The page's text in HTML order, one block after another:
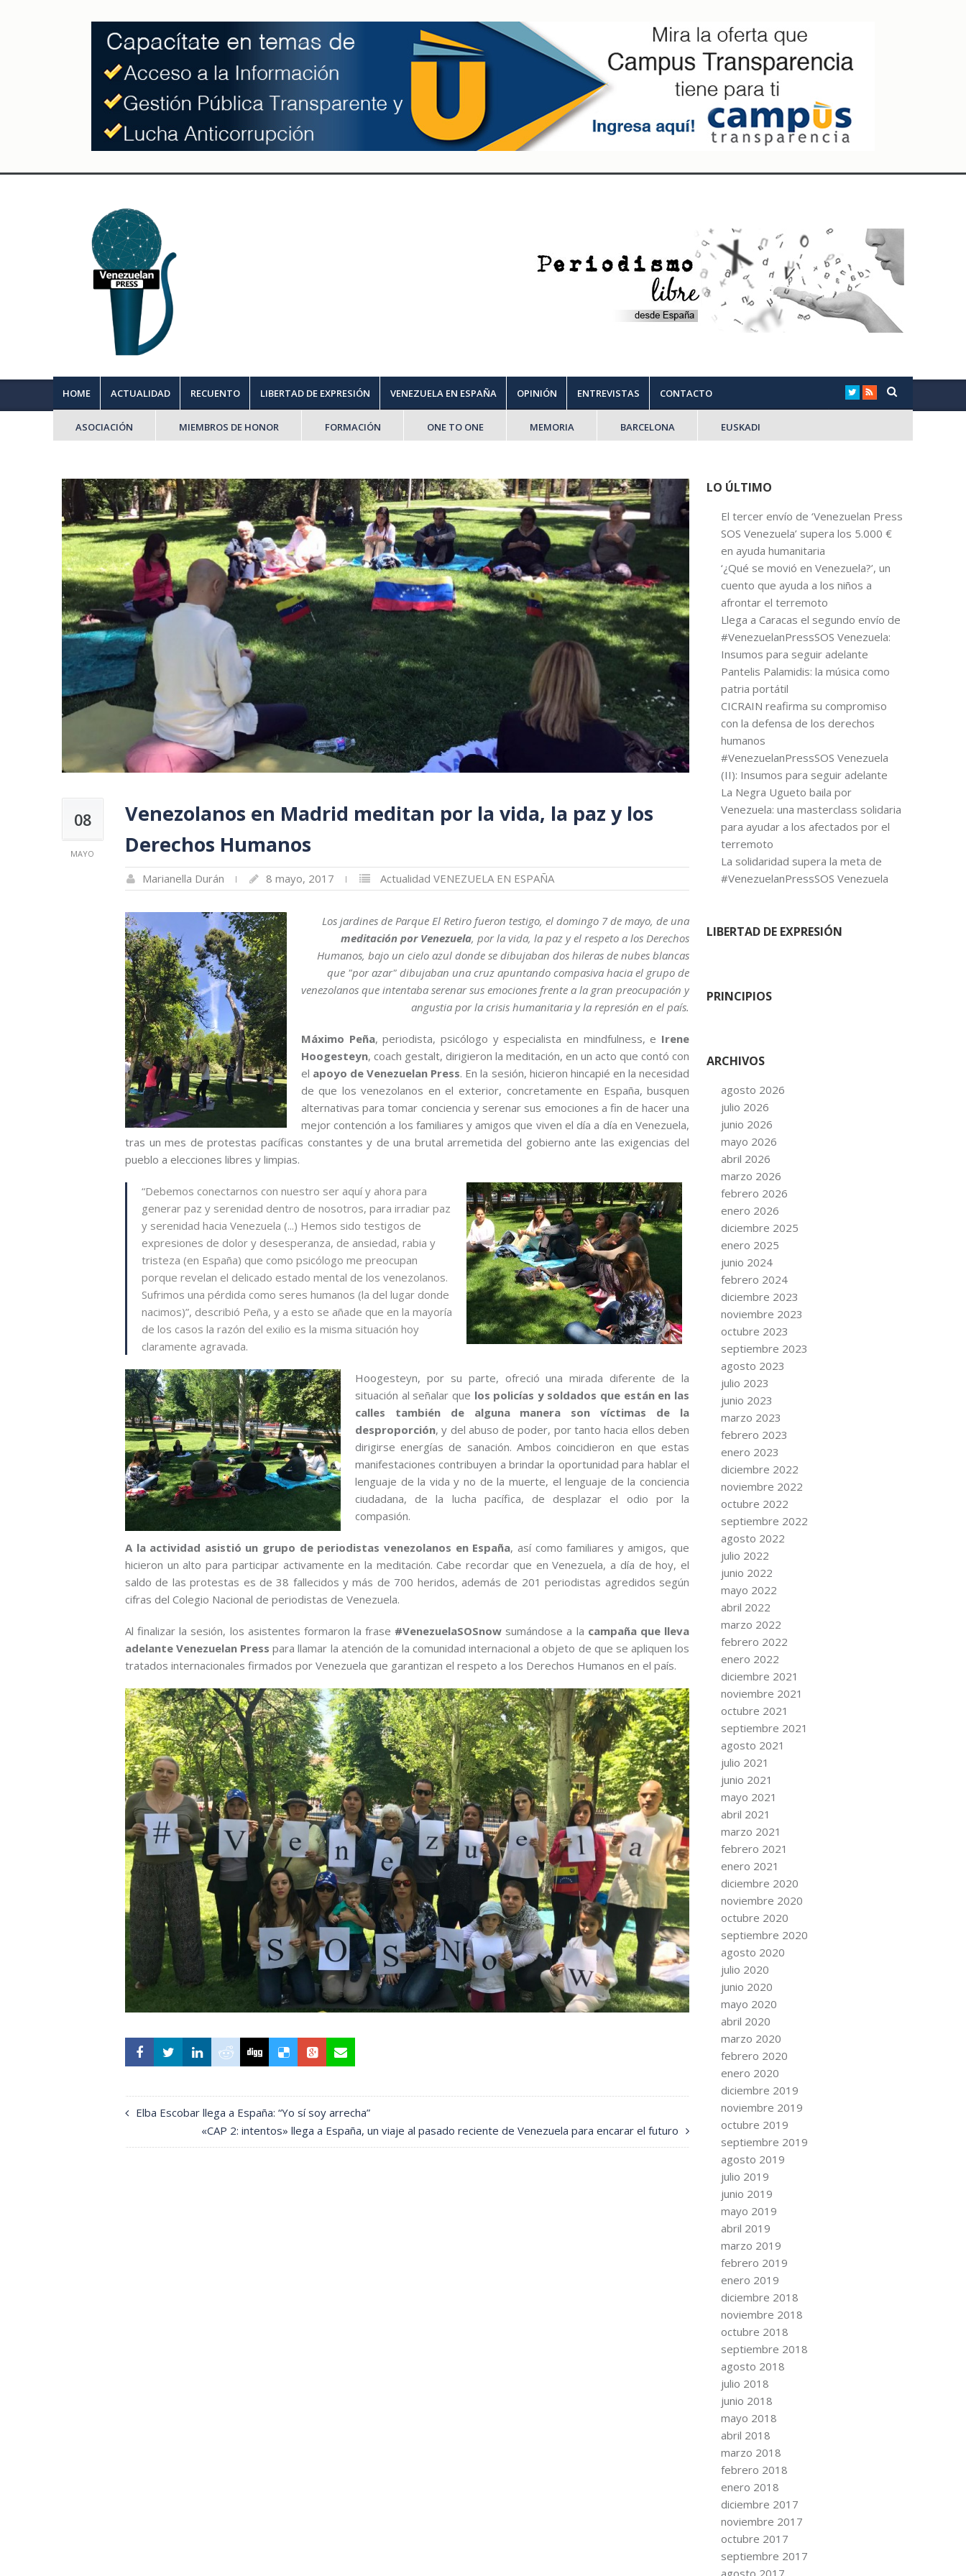
HOME ACTUALIDAD RECUENTO LIBERTAD DE EXPRESIÓN VENEZUELA EN ESPAÑA OPINIÓN ENTREVISTAS CONTACTO
ASOCIACIÓN MIEMBROS DE HONOR FORMACIÓN ONE TO ONE MEMORIA BARCELONA EUSKADI
08
MAYO
Venezolanos en Madrid meditan por la vida, la paz y los
Derechos Humanos
Marianella Durán 8 mayo, 2017 Actualidad VENEZUELA EN ESPAÑA
Los jardines de Parque El Retiro fueron testigo, el domingo 7 de mayo, de una
meditación por Venezuela, por la vida, la paz y el respeto a los Derechos
Humanos, bajo un cielo azul donde se dibujaban dos hileras de nubes blancas
que "por azar" dibujaban una cruz apuntando compasiva hacia el grupo de
venezolanos que intentaba serenar sus emociones frente a la gran preocupación y
angustia por la crisis humanitaria y la represión en el país.
Máximo Peña, periodista, psicólogo y especialista en mindfulness, e Irene
Hoogesteyn, coach gestalt, dirigieron la meditación, en un acto que contó con
el apoyo de Venezuelan Press. En la sesión, hicieron hincapié en la necesidad
de que los venezolanos en el exterior, concretamente en España, busquen
alternativas para tomar conciencia y serenar sus emociones a fin de hacer una
mejor contención a los familiares y amigos que viven el día a día en Venezuela,
tras un mes de protestas pacíficas constantes y de una brutal arremetida del gobierno ante las exigencias del
pueblo a elecciones libres y limpias.
“Debemos conectarnos con nuestro ser aquí y ahora para
generar paz y serenidad dentro de nosotros, para irradiar paz
y serenidad hacia Venezuela (...) Hemos sido testigos de
expresiones de dolor y desesperanza, de ansiedad, rabia y
tristeza (en España) que como psicólogo me preocupan
porque revelan el delicado estado mental de los venezolanos.
Sufrimos una pérdida como seres humanos (la del lugar donde
nacimos)”, describió Peña, y a esto se añade que en la mayoría
de los casos la razón del exilio es la misma situación hoy
claramente agravada.
Hoogesteyn, por su parte, ofreció una mirada diferente de la
situación al señalar que los policías y soldados que están en las
calles también de alguna manera son víctimas de la
desproporción, y del abuso de poder, por tanto hacia ellos deben
dirigirse energías de sanación. Ambos coincidieron en que estas
manifestaciones contribuyen a brindar la oportunidad para hablar el
lenguaje de la vida y no de la muerte, el lenguaje de la conciencia
ciudadana, de la lucha pacífica, de desplazar el odio por la
compasión.
A la actividad asistió un grupo de periodistas venezolanos en España, así como familiares y amigos, que
hicieron un alto para participar activamente en la meditación. Cabe recordar que en Venezuela, a día de hoy, el
saldo de las protestas es de 38 fallecidos y más de 700 heridos, además de 201 periodistas agredidos según
cifras del Colegio Nacional de periodistas de Venezuela.
Al finalizar la sesión, los asistentes formaron la frase #VenezuelaSOSnow sumándose a la campaña que lleva
adelante Venezuelan Press para llamar la atención de la comunidad internacional a objeto de que se apliquen los
tratados internacionales firmados por Venezuela que garantizan el respeto a los Derechos Humanos en el país.
Elba Escobar llega a España: “Yo sí soy arrecha”
«CAP 2: intentos» llega a España, un viaje al pasado reciente de Venezuela para encarar el futuro
LO ÚLTIMO
El tercer envío de ‘Venezuelan Press
SOS Venezuela’ supera los 5.000 €
en ayuda humanitaria
‘¿Qué se movió en Venezuela?’, un
cuento que ayuda a los niños a
afrontar el terremoto
Llega a Caracas el segundo envío de
#VenezuelanPressSOS Venezuela:
Insumos para seguir adelante
Pantelis Palamidis: la música como
patria portátil
CICRAIN reafirma su compromiso
con la defensa de los derechos
humanos
#VenezuelanPressSOS Venezuela
(II): Insumos para seguir adelante
La Negra Ugueto baila por
Venezuela: una masterclass solidaria
para ayudar a los afectados por el
terremoto
La solidaridad supera la meta de
#VenezuelanPressSOS Venezuela
LIBERTAD DE EXPRESIÓN
PRINCIPIOS
ARCHIVOS
agosto 2026
julio 2026
junio 2026
mayo 2026
abril 2026
marzo 2026
febrero 2026
enero 2026
diciembre 2025
enero 2025
junio 2024
febrero 2024
diciembre 2023
noviembre 2023
octubre 2023
septiembre 2023
agosto 2023
julio 2023
junio 2023
marzo 2023
febrero 2023
enero 2023
diciembre 2022
noviembre 2022
octubre 2022
septiembre 2022
agosto 2022
julio 2022
junio 2022
mayo 2022
abril 2022
marzo 2022
febrero 2022
enero 2022
diciembre 2021
noviembre 2021
octubre 2021
septiembre 2021
agosto 2021
julio 2021
junio 2021
mayo 2021
abril 2021
marzo 2021
febrero 2021
enero 2021
diciembre 2020
noviembre 2020
octubre 2020
septiembre 2020
agosto 2020
julio 2020
junio 2020
mayo 2020
abril 2020
marzo 2020
febrero 2020
enero 2020
diciembre 2019
noviembre 2019
octubre 2019
septiembre 2019
agosto 2019
julio 2019
junio 2019
mayo 2019
abril 2019
marzo 2019
febrero 2019
enero 2019
diciembre 2018
noviembre 2018
octubre 2018
septiembre 2018
agosto 2018
julio 2018
junio 2018
mayo 2018
abril 2018
marzo 2018
febrero 2018
enero 2018
diciembre 2017
noviembre 2017
octubre 2017
septiembre 2017
agosto 2017